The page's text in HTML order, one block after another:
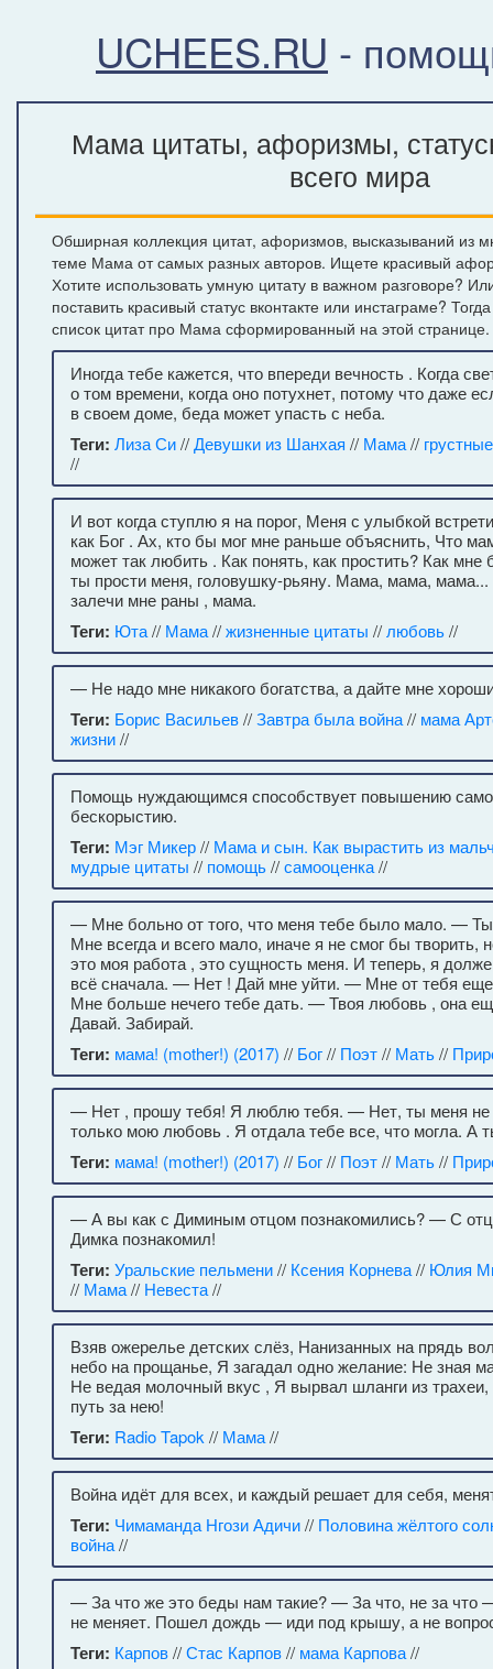
UCHEES.RU -
Мама цитаты, афоризмы,
всего мира
Обширная коллекция цитат, афоризмов, высказываний из
теме Мама от самых разных авторов. Ищете красивый
Хотите использовать умную цитату в важном разговоре?
поставить красивый статус вконтакте или инстаграме?
список цитат про Мама сформированный на этой странице.
Иногда тебе кажется, что впереди вечность . Когда
о том времени, когда оно потухнет, потому что даже
в своем доме, беда может упасть с неба.
Теги: Лиза Си//Девушки из Шанхая // Мама//
//
И вот когда ступлю я на порог, Меня с улыбкой
как Бог . Ах, кто бы мог мне раньше объяснить, Что
может так любить . Как понять, как простить? Как
ты прости меня, головушку-рьяну. Мама, мама, мама...
залечи мне раны , мама.
Теги: Юта// Мама//жизненные цитаты // любовь//
— Не надо мне никакого богатства, а дайте мне
Теги: Борис Васильев//Завтра была война// мама
жизни//
Помощь нуждающимся способствует повышению
бескорыстию.
Теги: Мэг Микер// Мама и сын. Как вырастить из
мудрые цитаты // помощь//самооценка//
— Мне больно от того, что меня тебе было мало. — Ты
Мне всегда и всего мало, иначе я не смог бы
это моя работа , это сущность меня. И теперь, я
всё сначала. — Нет ! Дай мне уйти. — Мне от тебя
Мне больше нечего тебе дать. — Твоя любовь , она
Давай. Забирай.
Теги: мама! (mother!) (2017) // Бог// Поэт// Мать//
— Нет , прошу тебя! Я люблю тебя. — Нет, ты меня
только мою любовь . Я отдала тебе все, что могла. А
Теги: мама! (mother!) (2017) // Бог// Поэт// Мать//
— А вы как с Диминым отцом познакомились? — С
Димка познакомил!
Теги: Уральские пельмени// Ксения Корнева// Юлия
// Мама// Невеста//
Взяв ожерелье детских слёз, Нанизанных на прядь
небо на прощанье, Я загадал одно желание: Не зная
Не ведая молочный вкус , Я вырвал шланги из
путь за нею!
Теги: Radio Tapok // Мама//
Война идёт для всех, и каждый решает для себя,
Теги: Чимаманда Нгози Адичи// Половина жёлтого
война//
— За что же это беды нам такие? — За что, не за что
не меняет. Пошел дождь — иди под крышу, а не
Теги: Карпов//Стас Карпов// мама Карпова//